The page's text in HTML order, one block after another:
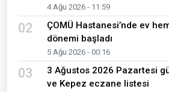
4 Ağu 2026 - 11:59
02
ÇOMÜ Hastanesi’nde ev
dönemi başladı
5 Ağu 2026 - 00:16
03
3 Ağustos 2026 Pazartesi
ve Kepez eczane listesi